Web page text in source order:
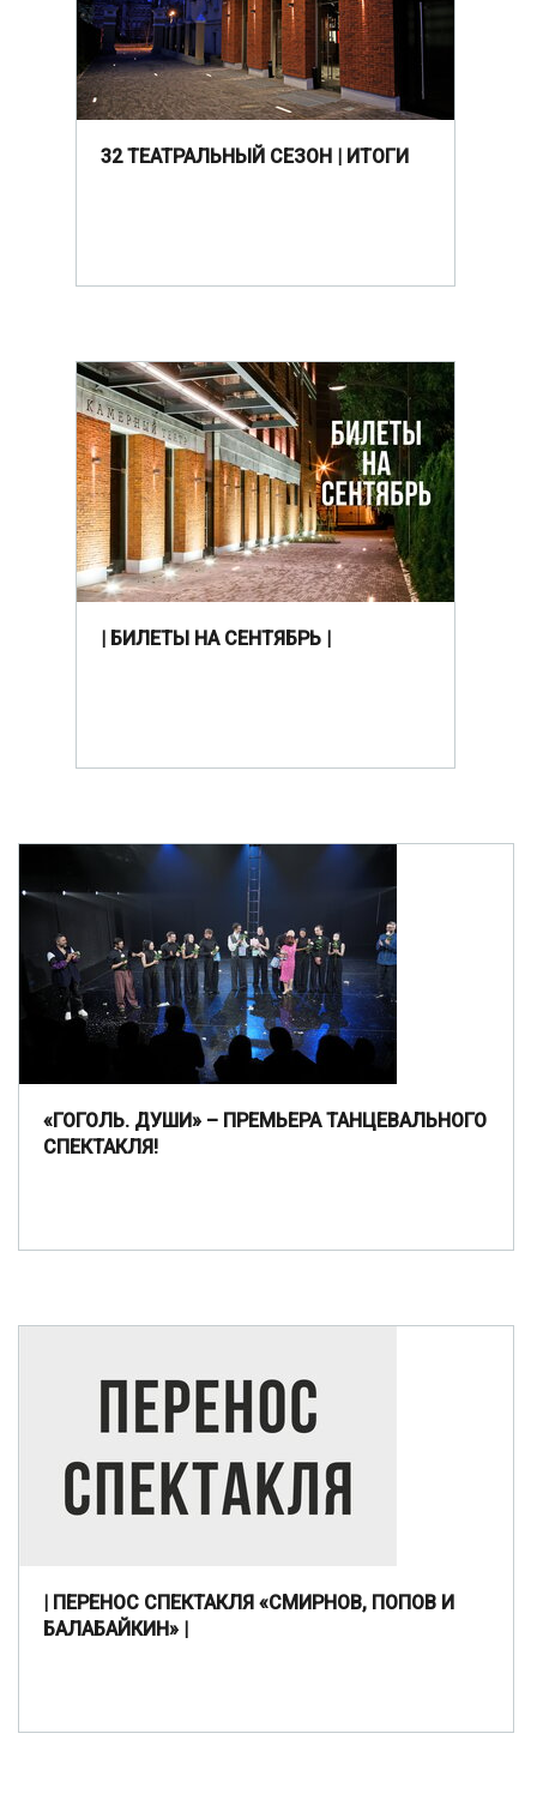
32 ТЕАТРАЛЬНЫЙ СЕЗОН | ИТОГИ
| БИЛЕТЫ НА СЕНТЯБРЬ |
«ГОГОЛЬ. ДУШИ» – ПРЕМЬЕРА ТАНЦЕВАЛЬНОГО
СПЕКТАКЛЯ!
| ПЕРЕНОС СПЕКТАКЛЯ «СМИРНОВ, ПОПОВ И
БАЛАБАЙКИН» |